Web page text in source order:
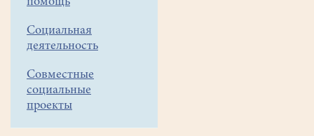
Социальная
деятельность
Совместные
социальные
проекты